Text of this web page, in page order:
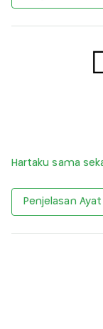
Hartaku sama
Penjelasan